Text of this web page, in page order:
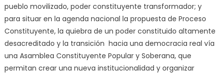
pueblo movilizado, poder constituyente transformador; y
para situar en la agenda nacional la propuesta de Proceso
Constituyente, la quiebra de un poder constituido altamente
desacreditado y la transición hacia una democracia real vía
una Asamblea Constituyente Popular y Soberana, que
permitan crear una nueva institucionalidad y organizar